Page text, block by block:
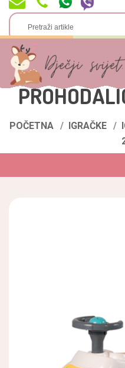
POČETNA IGRAČKE